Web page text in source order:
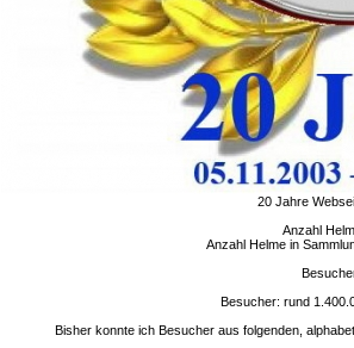
20 Jahre
Anzahl
Anzahl Helme in
Besucher: rund
Bisher konnte ich Besucher aus folgenden,